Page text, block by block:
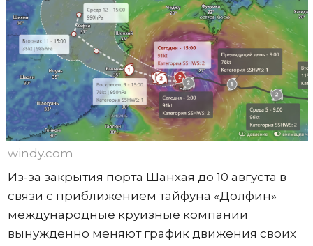
windy.com
Из-за закрытия порта Шанхая до 10 августа в
связи с приближением тайфуна «Долфин»
международные круизные компании
вынужденно меняют график движения своих